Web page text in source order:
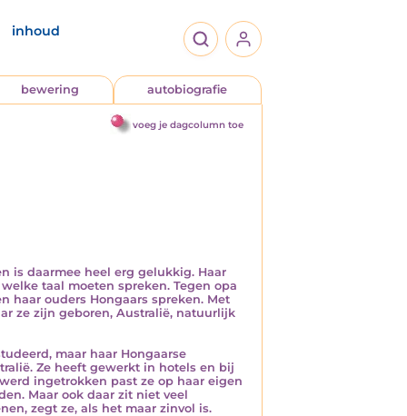
inhoud
bewering autobiografie
voeg je dagcolumn toe
is daarmee heel erg gelukkig. Haar
taal moeten spreken. Tegen opa
haar ouders Hongaars spreken. Met
ze zijn geboren, Australië, natuurlijk
maar haar Hongaarse
Ze heeft gewerkt in hotels en bij
ingetrokken past ze op haar eigen
Maar ook daar zit niet veel
zegt ze, als het maar zinvol is.